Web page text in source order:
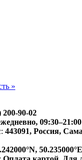
»
200-90-02
09:30–21:00
443091, Россия,
50.235000°E